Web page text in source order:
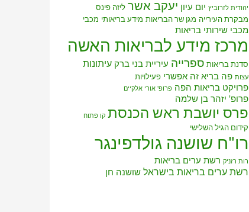
יהודית לזרוביץ יום עיון יעקב אשר ליזה פינס
מבקרת העירייה מגן שר הבריאות מידע בריאותי מכבי
מכבי שירותי בריאות
מרכז מידע לבריאות האשה
סדנת בריאות ספרייה עיריית בני ברק עיתונות
עצות פה בריא זה אפשרי פעילויות
פרויקט בריאות הפה פרופ' אורי אלקיים
פרופ' יזהר בן שלמה
פרס יושבת ראש הכנסת קו פתוח
קידום הגיל השלישי
רו"ח שושנה גולדפינגר
רות רזניק רשת ערים בריאות
רשת ערים בריאות בישראל שושנה חן